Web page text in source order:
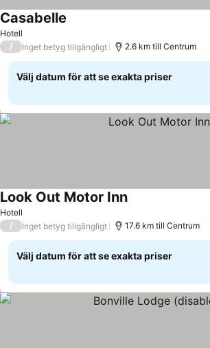
Hotell
Casabelle
/ Inget betyg tillgängligt 2.6 km till Centrum
Välj datum för att se exakta priser
Hotell
Look Out Motor Inn
/ Inget betyg tillgängligt 17.6 km till Centrum
Välj datum för att se exakta priser